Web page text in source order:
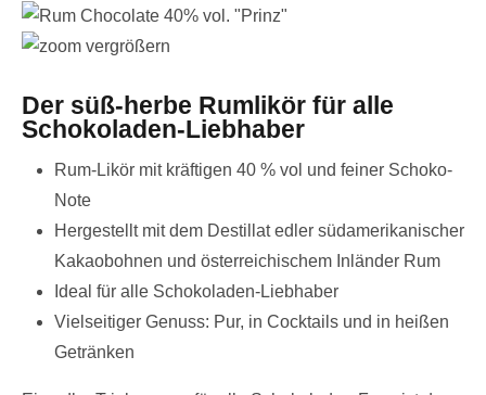
vergrößern
Der süß-herbe Rumlikör für alle
Schokoladen-Liebhaber
Rum-Likör mit kräftigen 40 % vol und feiner Schoko-
Note
Hergestellt mit dem Destillat edler südamerikanischer
Kakaobohnen und österreichischem Inländer Rum
Ideal für alle Schokoladen-Liebhaber
Vielseitiger Genuss: Pur, in Cocktails und in heißen
Getränken